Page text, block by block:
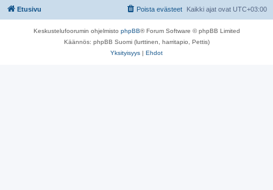
Etusivu Kaikki ajat ovat UTC+03:00
Poista evästeet
Keskustelufoorumin ohjelmisto phpBB® Forum Software © phpBB Limited
Käännös: phpBB Suomi (lurttinen, harritapio, Pettis)
Yksityisyys | Ehdot